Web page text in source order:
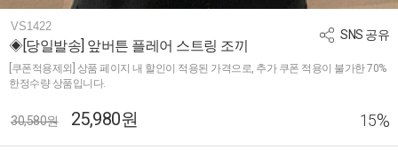
SNS 공유
VS1422
◈[당일발송] 앞버튼 플레어 스트링 조끼
[쿠폰적용제외] 상품 페이지 내 할인이 적용된 가격으로, 추가 쿠폰 적용이 불가한 70%
한정수량 상품입니다.
30,580원 25,980원 15%